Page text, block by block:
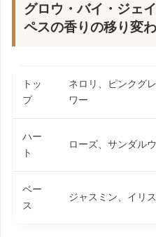
グロウ・バイ・ジェ
ペスの香りの移り変
トッ
プ
ネロリ、ピンクグ
ワー
ハー
ト
ローズ、サンダル
ベー
ス
ジャスミン、イリ